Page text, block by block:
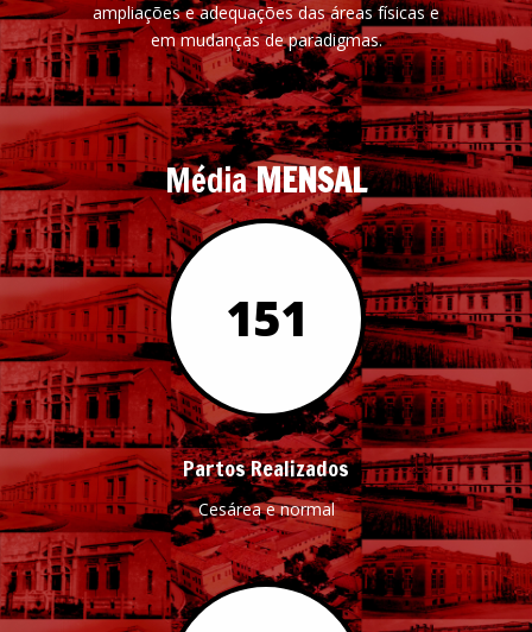
ampliações e adequações das áreas físicas e
em mudanças de paradigmas.
MédiaMENSAL
210
Partos Realizados
Cesárea e normal